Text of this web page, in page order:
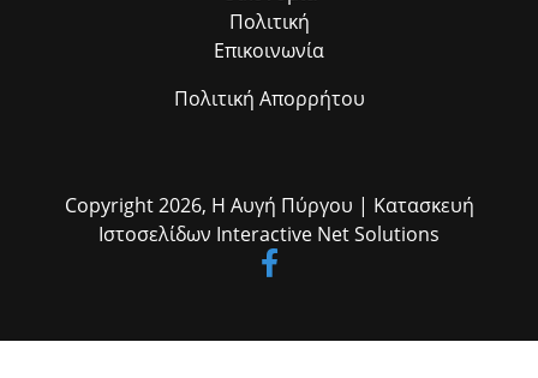
Πολιτική
Επικοινωνία
Πολιτική Απορρήτου
Copyright 2026, Η Αυγή Πύργου | Κατασκευή
Ιστοσελίδων Interactive Net Solutions